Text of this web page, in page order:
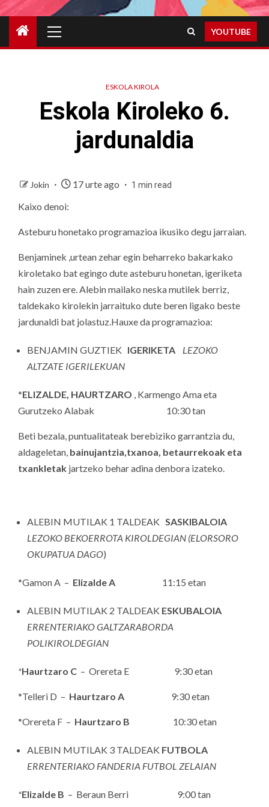
Menu
YOUTUBE
ESKOLA KIROLA
Eskola Kiroleko 6.
jardunaldia
Jokin 17 urte ago 1 min read
Kaixo denoi:
Asteburu honetako programazioa ikusiko degu jarraian.
Benjaminek ,urtean zehar egin beharreko bakarkako
kiroletako bat egingo dute asteburu honetan, igeriketa
hain zuzen ere. Alebin mailako neska mutilek berriz,
taldekako kirolekin jarraituko dute beren ligako beste
jardunaldi bat jolastuz.Hauxe da programazioa:
BENJAMIN GUZTIEK IGERIKETA
LEZOKO
ALTZATE IGERILEKUAN
*ELIZALDE, HAURTZARO , Karmengo Ama eta
Gurutzeko Alabak 10:30 tan
Beti bezala, puntualitateak berebiziko garrantzia du,
aldageletan, bainujantzia,txanoa, betaurrekoak eta
txankletak jartzeko behar adina denbora izateko.
ALEBIN MUTILAK 1 TALDEAK SASKIBALOIA
LEZOKO BEKOERROTA KIROLDEGIAN (ELORSORO
OKUPATUA DAGO)
*Gamon A – Elizalde A 11:15 etan
ALEBIN MUTILAK 2 TALDEAK ESKUBALOIA
ERRENTERIAKO GALTZARABORDA
POLIKIROLDEGIAN
*Haurtzaro C – Orereta E 9:30 etan
*Telleri D – Haurtzaro A 9:30 etan
*Orereta F – Haurtzaro B 10:30 etan
ALEBIN MUTILAK 3 TALDEAK FUTBOLA
ERRENTERIAKO FANDERIA FUTBOL ZELAIAN
*Elizalde B – Beraun Berri 9:00 tan